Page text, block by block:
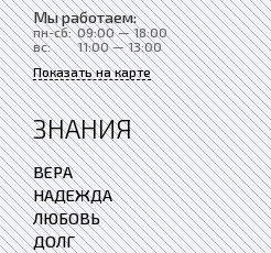
Мы работаем:
пн-сб: 09:00 — 18:00
вс:
11:00 — 13:00
Показать на карте
ЗНАНИЯ
ВЕРА
НАДЕЖДА
ЛЮБОВЬ
ДОЛГ